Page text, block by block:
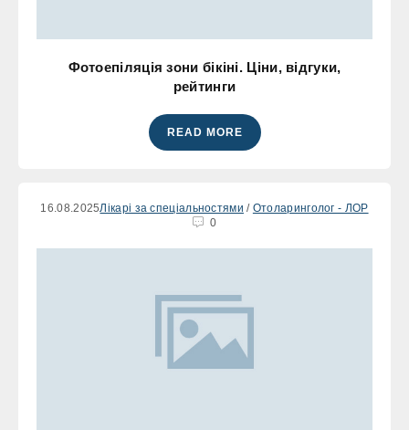
Фотоепіляція зони бікіні. Ціни, відгуки,
рейтинги
READ MORE
16.08.2025Лікарі за спеціальностями / Отоларинголог - ЛОР
0